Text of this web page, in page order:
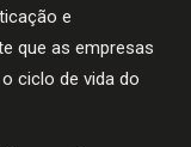
e
que as empresas
ciclo de vida do